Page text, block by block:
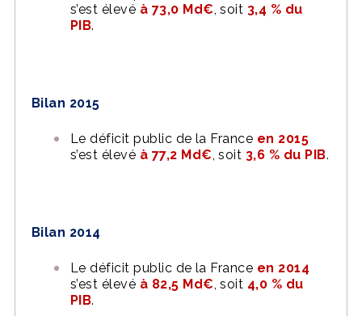
s’est élevé à 73,0 Md€, soit 3,4 % du
PIB.
Bilan 2015
Le déficit public de la France en 2015
s’est élevé à 77,2 Md€, soit 3,6 % du PIB.
Bilan 2014
Le déficit public de la France en 2014
s’est élevé à 82,5 Md€, soit 4,0 % du
PIB.